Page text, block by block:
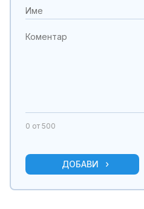
0 от 500
ДОБАВИ